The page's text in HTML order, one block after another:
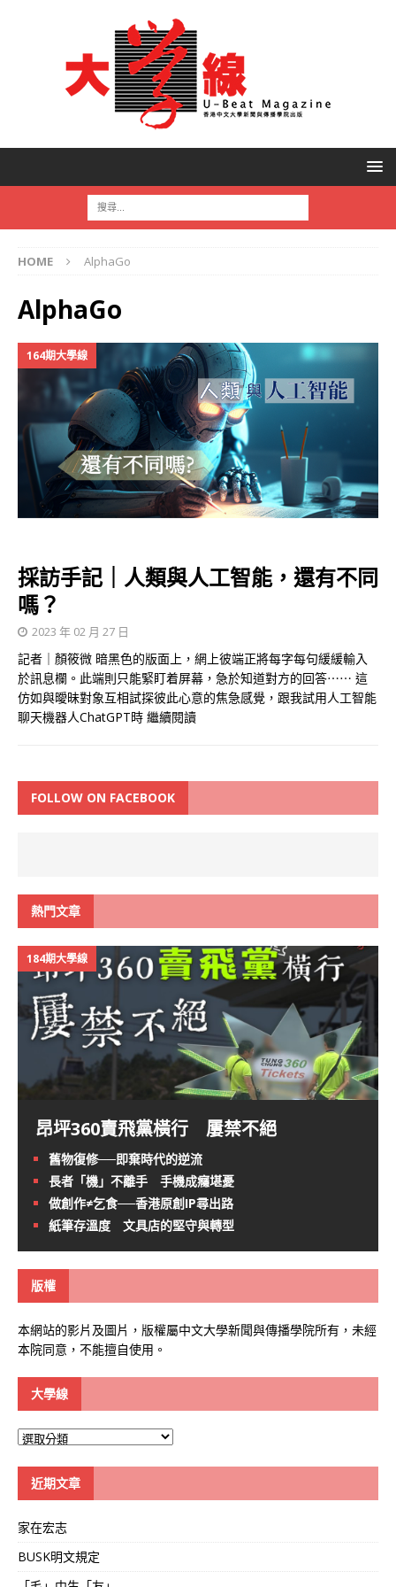
HOME AlphaGo
AlphaGo
164期大學線
採訪手記｜人類與人工智能，還有不同
嗎？
2023 年 02 月 27 日
記者｜顏筱微 暗黑色的版面上，網上彼端正將每字每句緩緩輸入
於訊息欄。此端則只能緊盯着屏幕，急於知道對方的回答⋯⋯ 這
仿如與曖昧對象互相試探彼此心意的焦急感覺，跟我試用人工智能
聊天機器人ChatGPT時 繼續閱讀
FOLLOW ON FACEBOOK
熱門文章
184期大學線
昂坪360賣飛黨橫行 屢禁不絕
舊物復修──即棄時代的逆流
長者「機」不離手 手機成癮堪憂
做創作≠乞食──香港原創IP尋出路
紙筆存溫度 文具店的堅守與轉型
版權
本網站的影片及圖片，版權屬中文大學新聞與傳播學院所有，未經
本院同意，不能擅自使用。
大學線
大
近期文章
家在宏志
BUSK明文規定